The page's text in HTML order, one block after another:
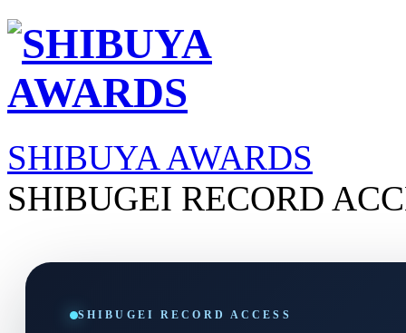
SHIBUYA AWARDS
SHIBUGEI RECORD
SHIBUGEI RECORD ACCESS